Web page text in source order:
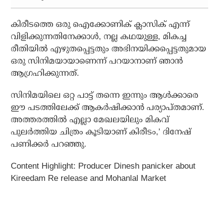
കിരീടത്തെ ഒരു ഐക്കോണിക് ക്ലാസിക് എന്ന്
വിളിക്കുന്നതിനേക്കാള്‍, നല്ല കഥയുള്ള, മികച്ച
രീതിയില്‍ എഴുതപ്പെട്ടതും അഭിനയിക്കപ്പെട്ടതുമായ
ഒരു സിനിമയായാണെന്ന് പറയാനാണ് ഞാന്‍
ആഗ്രഹിക്കുന്നത്.
സിനിമയിലെ ഒറ്റ പാട്ട് തന്നെ ഇന്നും ആള്‍ക്കാരെ
ഈ പടത്തിലേക്ക് ആകര്‍ഷിക്കാന്‍ പര്യാപ്തമാണ്.
അത്തരത്തില്‍ എല്ലാ മേഖലയിലും മികവ്
പുലര്‍ത്തിയ ചിത്രം കൂടിയാണ് കിരീടം,’ ദിനേഷ്
പണിക്കര്‍ പറഞ്ഞു.
Content Highlight: Producer Dinesh panicker about
Kireedam Re release and Mohanlal Market